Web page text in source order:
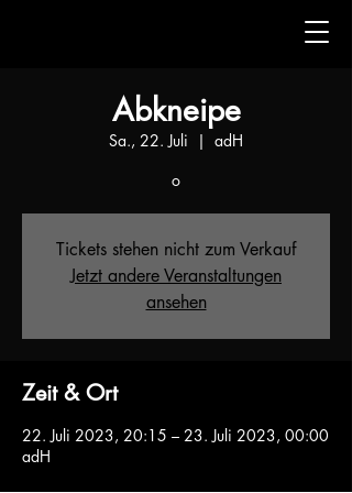
Abkneipe
Sa., 22. Juli
  |
adH
o
Tickets stehen nicht zum Verkauf
Jetzt andere Veranstaltungen
ansehen
Zeit & Ort
22. Juli 2023, 20:15 – 23. Juli 2023, 00:00
adH